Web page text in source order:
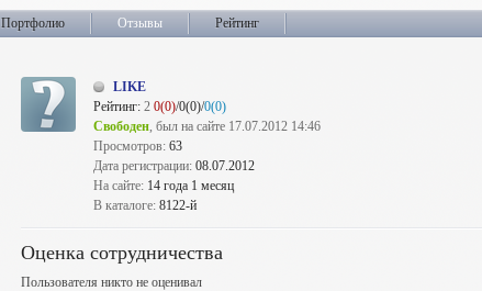
Портфолио Отзывы Рейтинг
LIKE
Рейтинг: 2 0(0)/0(0)/0(0)
Свободен, был на сайте 17.07.2012 14:46
Просмотров: 63
Дата регистрации: 08.07.2012
На сайте: 14 года 1 месяц
В каталоге: 8122-й
Оценка сотрудничества
Пользователя никто не оценивал